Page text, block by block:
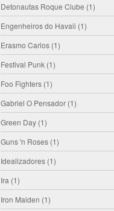
Detonautas Roque Clube (1)
Engenheiros do Havaii (1)
Erasmo Carlos (1)
Festival Punk (1)
Foo Fighters (1)
Gabriel O Pensador (1)
Green Day (1)
Guns 'n Roses (1)
Idealizadores (1)
Ira (1)
Iron Maiden (1)